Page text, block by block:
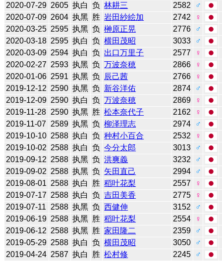
2020-07-29 2605 执白 负 林耕三 2582
♂
2020-07-09 2604 执黑 胜 岩田紗絵加 2742
♀
2020-03-25 2595 执黑 负 榊原正晃 2776
♂
2020-03-18 2595 执白 负 横田茂昭 3033
♂
2020-03-09 2594 执白 负 出口万里子 2577
♀
2020-02-27 2593 执黑 负 万波奈穂 2866
♀
2020-01-06 2591 执黑 负 辰己茜 2766
♀
2019-12-12 2590 执黑 负 新谷洋佑 2874
♂
2019-12-09 2590 执白 负 万波奈穂 2869
♀
2019-11-28 2590 执黑 胜 松本奈代子 2162
♀
2019-11-07
2589 执黑 负 柳泽理志 2974
♂
2019-10-10 2588 执白 负 种村小百合 2532
♀
2019-10-02 2588 执白 负 今分太郎 3013
♂
2019-09-12 2588 执黑 负 洪爽義 3232
♂
2019-09-02 2588 执黑 负 矢田直己 2994
♂
2019-08-01 2588 执白 胜 稻叶花梨 2557
♀
2019-07-17 2588 执白 负 吉田美香 2775
♀
2019-07-11
2588 执黑 负 西健伸 3152
♂
2019-06-19 2588 执黑 胜 稻叶花梨 2554
♀
2019-06-12 2588 执黑 胜 家田隆二 2359
♂
2019-05-29 2588 执白 负 横田茂昭 3050
♂
2019-04-24 2587 执白 胜 松村修 2245
♂